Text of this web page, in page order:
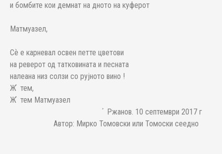
и бомбите кои демнат на дното на куферот
Матмуазел,
Сѐ е карневал освен петте цветови
на реверот од татковината и песната
налеана низ солзи со рујното вино !
Ж ҆ тем,
Ж ҆ тем Матмуазел
҆ Ржанов. 10 септември 2017 г
Автор: Мирко Томовски или Томоски сеедно